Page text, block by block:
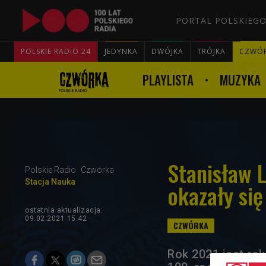
PORTAL
POLSKIE RADIO 24 JEDYNKA DWÓJKA TRÓJKA
PLAYLISTA MUZYKA
Polskie Radio
Czwórka
Stacja Nauka
okazały
ostatnia aktualizacja:
09.02.2021 15:42
Rok 2021 jest